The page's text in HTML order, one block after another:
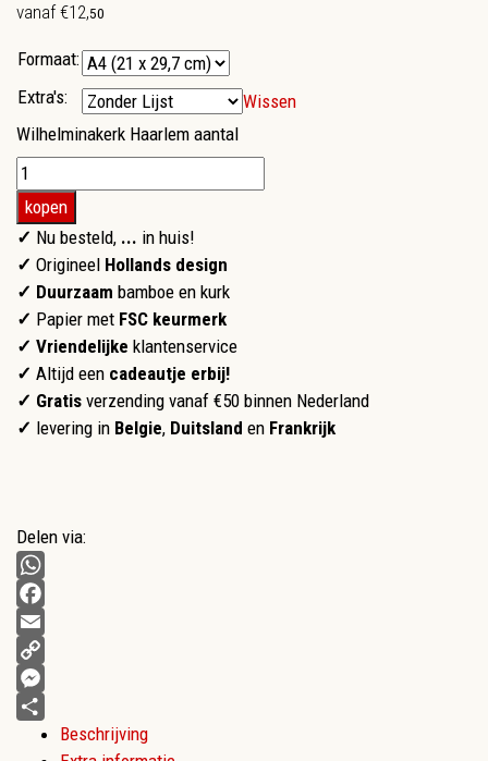
vanaf€12,50
Formaat:
Extra's:
Wissen
Wilhelminakerk Haarlem aantal
kopen
✓ Nu besteld, ... in huis!
✓ Origineel Hollands design
✓ Duurzaam bamboe en kurk
✓ Papier met FSC keurmerk
✓ Vriendelijke klantenservice
✓ Altijd een cadeautje erbij!
✓ Gratis verzending vanaf €50 binnen Nederland
✓ levering in Belgie, Duitsland en Frankrijk
Delen via:
WhatsApp
Facebook
Email
Copy
Link
Messenger
Delen
Beschrijving